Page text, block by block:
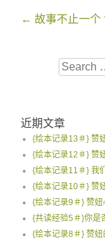
navigation
← 故事不止一个
Search
近期文章
{绘本记录13＃} 赞
{绘本记录12＃} 赞
{绘本记录11＃} 我
{绘本记录10＃} 赞
{绘本记录9＃} 赞
{共读经验5＃}你是
{绘本记录8＃} 赞